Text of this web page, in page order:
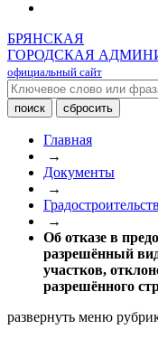
БРЯНСКАЯ
ГОРОДСКАЯ
официальный сайт
Главная
→
Документы
→
→
Об отказе в
разрешённый
участков,
разрешённого
развернуть меню